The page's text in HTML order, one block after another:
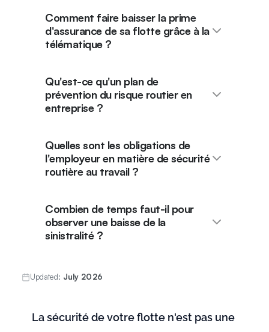
Comment faire baisser la prime
d'assurance de sa flotte grâce à la
télématique ?
Qu'est-ce qu'un plan de
prévention du risque routier en
entreprise ?
Quelles sont les obligations de
l'employeur en matière de sécurité
routière au travail ?
Combien de temps faut-il pour
observer une baisse de la
sinistralité ?
Updated: July 2026
La sécurité de votre flotte n'est pas une